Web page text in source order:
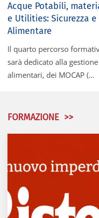
Acque Potabili,
e Utilities: Sicurezza
Alimentare
Il quarto percorso
sarà dedicato alla
alimentari, dei MOCAP (…
FORMAZIONE >>